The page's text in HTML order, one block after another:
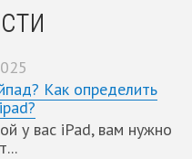
Как определить
у вас iPad, вам нужно